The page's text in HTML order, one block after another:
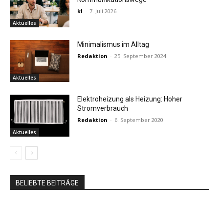
Aktuelles
kl - 7. Juli 2026
Aktuelles
Minimalismus im Alltag
Redaktion - 25. September 2024
Aktuelles
Elektroheizung als Heizung: Hoher
Stromverbrauch
Redaktion - 6. September 2020
BELIEBTE BEITRÄGE